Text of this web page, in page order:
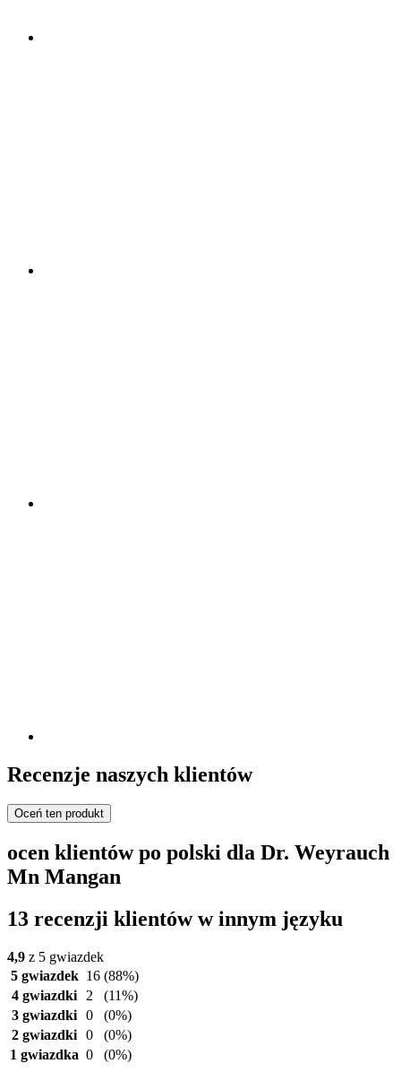
Recenzje naszych klientów
Oceń ten produkt
ocen klientów po polski dla Dr. Weyrauch
Mn Mangan
13 recenzji klientów w innym języku
4,9 z 5 gwiazdek
5 gwiazdek 16 (88%)
4 gwiazdki
2
(11%)
3 gwiazdki 0
(0%)
2 gwiazdki 0
(0%)
1 gwiazdka 0 (0%)